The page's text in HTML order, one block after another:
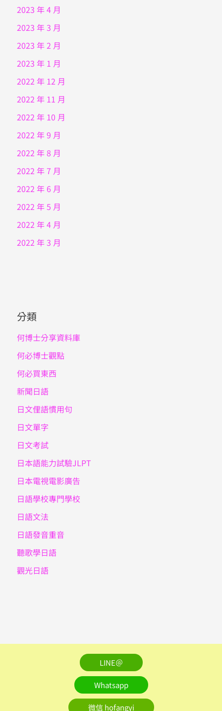
2023 年 4 月
2023 年 3 月
2023 年 2 月
2023 年 1 月
2022 年 12 月
2022 年 11 月
2022 年 10 月
2022 年 9 月
2022 年 8 月
2022 年 7 月
2022 年 6 月
2022 年 5 月
2022 年 4 月
2022 年 3 月
分類
何博士分享資料庫
何必博士觀點
何必買東西
新聞日語
日文俚語慣用句
日文單字
日文考試
日本語能力試驗JLPT
日本電視電影廣告
日語學校專門學校
日語文法
日語發音重音
聽歌學日語
觀光日語
LINE＠
Whatsapp
微信 hofangyi